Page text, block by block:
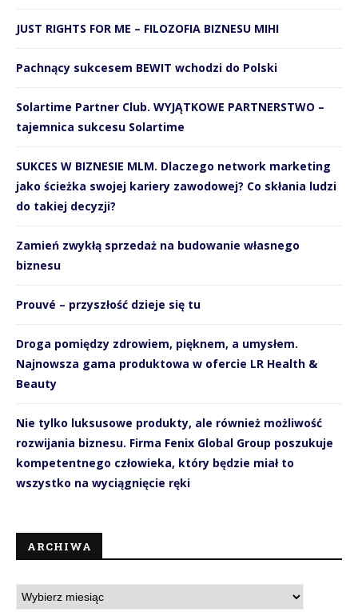
JUST RIGHTS FOR ME – FILOZOFIA BIZNESU MIHI
Pachnący sukcesem BEWIT wchodzi do Polski
Solartime Partner Club. WYJĄTKOWE PARTNERSTWO –
tajemnica sukcesu Solartime
SUKCES W BIZNESIE MLM. Dlaczego network marketing
jako ścieżka swojej kariery zawodowej? Co skłania ludzi
do takiej decyzji?
Zamień zwykłą sprzedaż na budowanie własnego
biznesu
Prouvé – przyszłość dzieje się tu
Droga pomiędzy zdrowiem, pięknem, a umysłem.
Najnowsza gama produktowa w ofercie LR Health &
Beauty
Nie tylko luksusowe produkty, ale również możliwość
rozwijania biznesu. Firma Fenix Global Group poszukuje
kompetentnego człowieka, który będzie miał to
wszystko na wyciągnięcie ręki
ARCHIWA